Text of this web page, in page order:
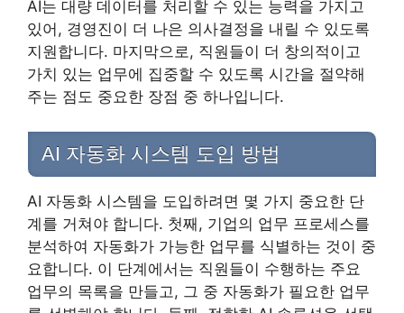
AI는 대량 데이터를 처리할 수 있는 능력을 가지고
있어, 경영진이 더 나은 의사결정을 내릴 수 있도록
지원합니다. 마지막으로, 직원들이 더 창의적이고
가치 있는 업무에 집중할 수 있도록 시간을 절약해
주는 점도 중요한 장점 중 하나입니다.
AI 자동화 시스템 도입 방법
AI 자동화 시스템을 도입하려면 몇 가지 중요한 단
계를 거쳐야 합니다. 첫째, 기업의 업무 프로세스를
분석하여 자동화가 가능한 업무를 식별하는 것이 중
요합니다. 이 단계에서는 직원들이 수행하는 주요
업무의 목록을 만들고, 그 중 자동화가 필요한 업무